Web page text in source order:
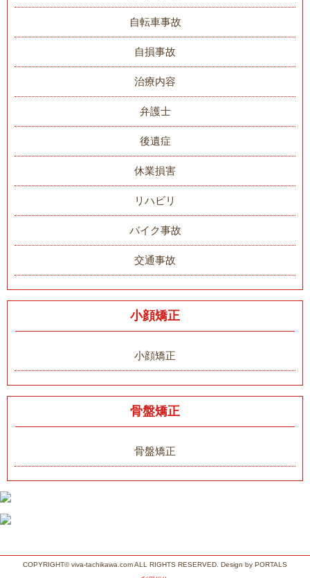
自転車事故
自損事故
治療内容
弁護士
後遺症
休業損害
リハビリ
バイク事故
交通事故
小顔矯正
小顔矯正
骨盤矯正
骨盤矯正
COPYRIGHT© viva-tachikawa.com ALL RIGHTS RESERVED. Design by PORTALS